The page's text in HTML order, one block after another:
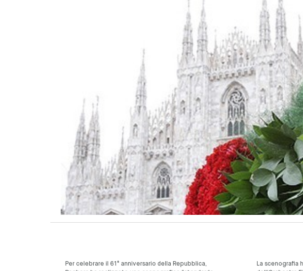
Per celebrare il 61° anniversario della Repubblica,
La scenografia